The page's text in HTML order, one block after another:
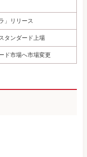
」リリース
タンダード上場
ド市場へ市場変更